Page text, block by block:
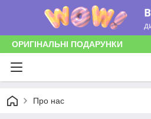
ОРИГІНАЛЬНІ ПОДАРУНКИ
Про нас